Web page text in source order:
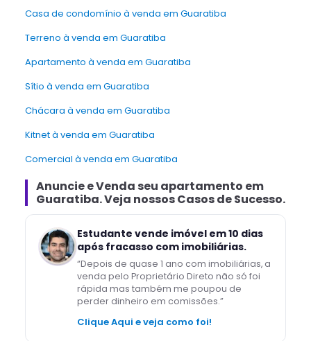
Casa de condomínio à venda em Guaratiba
Terreno à venda em Guaratiba
Apartamento à venda em Guaratiba
Sítio à venda em Guaratiba
chácara à venda em Guaratiba
Kitnet à venda em Guaratiba
Comercial à venda em Guaratiba
Anuncie e Venda seu apartamento em
Guaratiba. Veja nossos Casos de Sucesso.
Estudante vende imóvel em 10 dias
após fracasso com imobiliárias.
“Depois de quase 1 ano com imobiliárias, a
venda pelo Proprietário Direto não só foi
rápida mas também me poupou de
perder dinheiro em comissões.”
Clique Aqui e veja como foi!